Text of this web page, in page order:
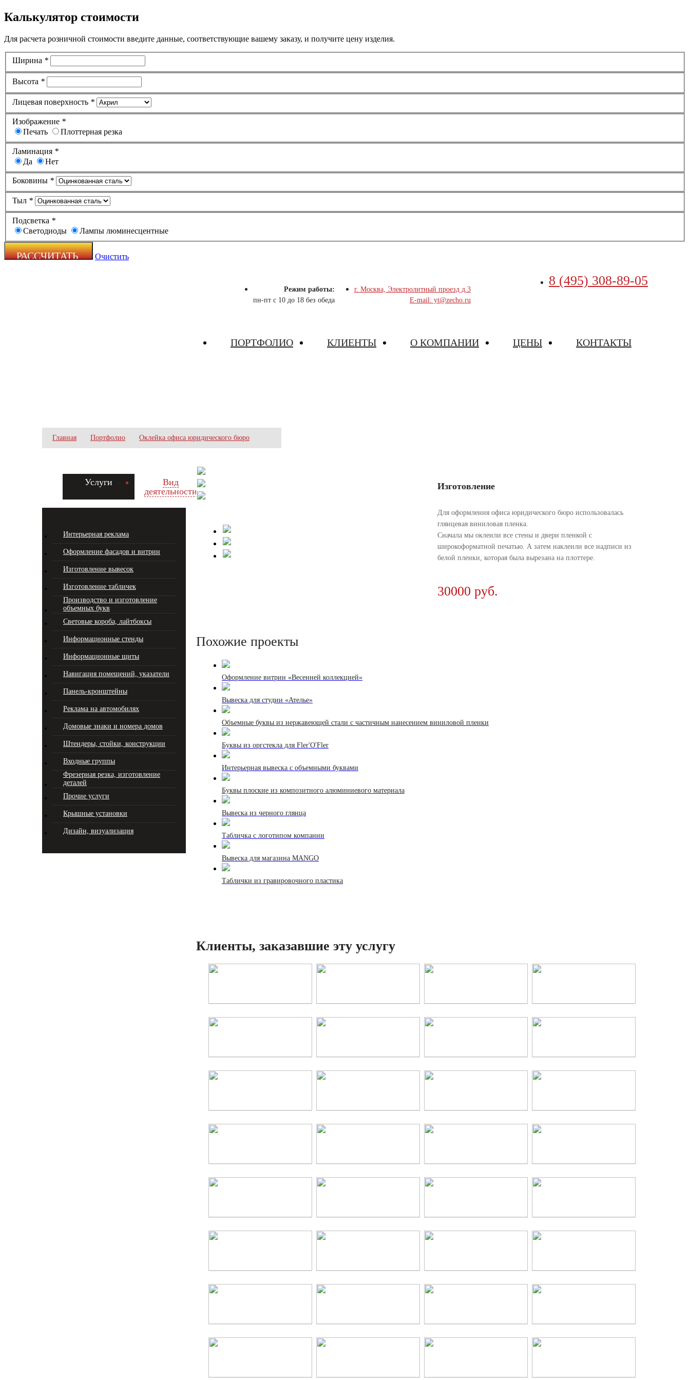
Калькулятор стоимости
Для расчета розничной стоимости введите данные, соответствующие вашему заказу, и получите цену изделия.
Ширина *
Высота *
Лицевая поверхность *
Изображение *
Печать
Плоттерная резка
Ламинация *
Да
Нет
Боковины *
Тыл *
Подсветка *
Светодиоды
Лампы люминесцентные
Очистить
Режим работы:
пн-пт с 10 до 18 без обеда
г. Москва, Электролитный проезд д.3
E-mail: yt@zecho.ru
8 (495) 308-89-05
ПОРТФОЛИО КЛИЕНТЫ О КОМПАНИИ ЦЕНЫ КОНТАКТЫ
Главная Портфолио Оклейка офиса юридического бюро
Услуги
Вид
деятельности
Интерьерная реклама
Оформление фасадов и витрин
Изготовление вывесок
Изготовление табличек
Производство и изготовление
объемных букв
Световые короба, лайтбоксы
Информационные стенды
Информационные щиты
Навигация помещений, указатели
Панель-кронштейны
Реклама на автомобилях
Домовые знаки и номера домов
Штендеры, стойки, конструкции
Входные группы
Фрезерная резка, изготовление
деталей
Прочие услуги
Крышные установки
Дизайн, визуализация
Изготовление
Для оформления офиса юридического бюро использовалась
глянцевая виниловая пленка.
Сначала мы оклеили все стены и двери пленкой с
широкоформатной печатью. А затем наклеили все надписи из
белой пленки, которая была вырезана на плоттере.
30000 руб.
Похожие проекты
Оформление витрин «Весенней коллекцией»
Вывеска для студии «Ателье»
Объемные буквы из нержавеющей стали с частичным нанесением виниловой пленки
Буквы из оргстекла для Fler'O'Fler
Интерьерная вывеска с объемными буквами
Буквы плоские из композитного алюминиевого материала
Вывеска из черного глянца
Табличка с логотипом компании
Вывеска для магазина MANGO
Таблички из гравировочного пластика
Клиенты, заказавшие эту услугу